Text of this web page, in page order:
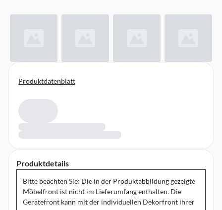
Produktdetails
Bitte beachten Sie: Die in der Produktabbildung gezeigte
Möbelfront ist nicht im Lieferumfang enthalten. Die
Gerätefront kann mit der individuellen Dekorfront ihrer
Produktdatenblatt